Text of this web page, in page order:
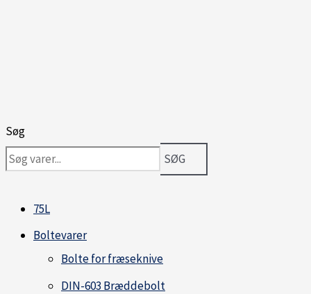
Søg
SØG
75L
Boltevarer
Bolte for fræseknive
DIN-603 Bræddebolt